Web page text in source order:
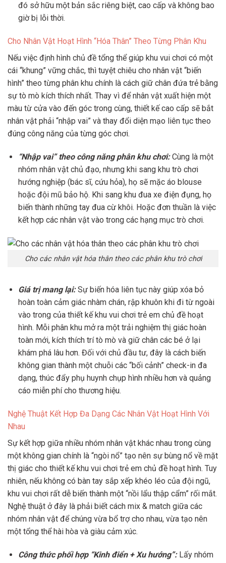
đó sở hữu một bản sắc riêng biệt, cao cấp và không bao
giờ bị lỗi thời.
Cho Nhân Vật Hoạt Hình “Hóa Thân” Theo Từng Phân Khu
Nếu việc định hình chủ đề tổng thể giúp khu vui chơi có một
cái “khung” vững chắc, thì tuyệt chiêu cho nhân vật “biến
hình” theo từng phân khu chính là cách giữ chân đứa trẻ bằng
sự tò mò kích thích nhất. Thay vì để nhân vật xuất hiện một
màu từ cửa vào đến góc trong cùng, thiết kế cao cấp sẽ bắt
nhân vật phải “nhập vai” và thay đổi diện mạo liên tục theo
đúng công năng của từng góc chơi.
“Nhập vai” theo công năng phân khu chơi:Cùng là một
nhóm nhân vật chủ đạo, nhưng khi sang khu trò chơi
hướng nghiệp (bác sĩ, cứu hỏa), họ sẽ mặc áo blouse
hoặc đội mũ bảo hộ. Khi sang khu đua xe điện đụng, họ
biến thành những tay đua cừ khôi. Hoặc đơn thuần là việc
kết hợp các nhân vật vào trong các hạng mục trò chơi.
Cho các nhân vật hóa thân theo các phân khu trò chơi
Giá trị mang lại: Sự biến hóa liên tục này giúp xóa bỏ
hoàn toàn cảm giác nhàm chán, rập khuôn khi đi từ ngoài
vào trong của thiết kế khu vui chơi trẻ em chủ đề hoạt
hình. Mỗi phân khu mở ra một trải nghiệm thị giác hoàn
toàn mới, kích thích trí tò mò và giữ chân các bé ở lại
khám phá lâu hơn. Đối với chủ đầu tư, đây là cách biến
không gian thành một chuỗi các “bối cảnh” check-in đa
dạng, thúc đẩy phụ huynh chụp hình nhiều hơn và quảng
cáo miễn phí cho thương hiệu.
Nghệ Thuật Kết Hợp Đa Dạng Các Nhân Vật Hoạt Hình Với
Nhau
Sự kết hợp giữa nhiều nhóm nhân vật khác nhau trong cùng
một không gian chính là “ngòi nổ” tạo nên sự bùng nổ về mặt
thị giác cho thiết kế khu vui chơi trẻ em chủ đề hoạt hình. Tuy
nhiên, nếu không có bàn tay sắp xếp khéo léo của đội ngũ,
khu vui chơi rất dễ biến thành một “nồi lẩu thập cẩm” rối mắt.
Nghệ thuật ở đây là phải biết cách mix & match giữa các
nhóm nhân vật để chúng vừa bổ trợ cho nhau, vừa tạo nên
một tổng thể hài hòa và giàu cảm xúc.
Công thức phối hợp “Kinh điển + Xu hướng”:Lấy nhóm